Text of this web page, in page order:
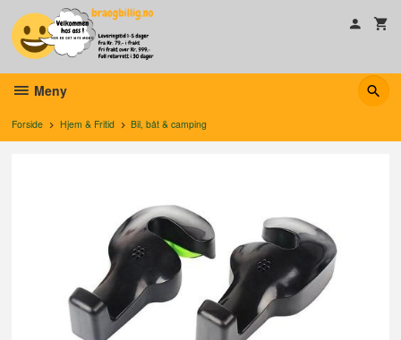
innholdet
Meny
Forside Hjem & Fritid Bil, båt & camping